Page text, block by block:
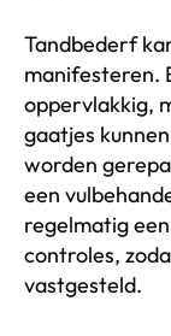
Tandbederf
manifesteren.
oppervlakkig,
gaatjes
worden
een
regelmatig
controles,
vastgesteld.